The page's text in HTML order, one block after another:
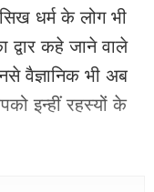
धर्म के लोग भी
द्वार कहे जाने वाले
वैज्ञानिक भी अब
इन्हीं रहस्यों के